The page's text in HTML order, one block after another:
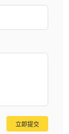
立即提交